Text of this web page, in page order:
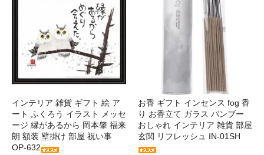
インテリア 雑貨 ギフト 絵 ア
ート ふくろう イラスト メッセ
ージ 縁があるから 岡本肇 福来
朗 額装 壁掛け 部屋 祝い事
OP-632
お香 ギフト インセンス fog 香
り お香立て ガラス バンブー
おしゃれ インテリア 雑貨 部屋
玄関 リフレッシュ IN-01SH